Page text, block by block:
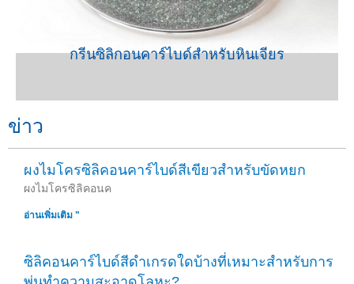
กรีนซิลิกอนคาร์ไบด์สำหรับหินเจียร
ข่าว
ผงไมโครซิลิคอนคาร์ไบด์สีเขียวสำหรับขัดหยก
ผงไมโครซิลิคอนค
อ่านเพิ่มเติม "
ซิลิคอนคาร์ไบด์สีดำเกรดใดบ้างที่เหมาะสำหรับการ